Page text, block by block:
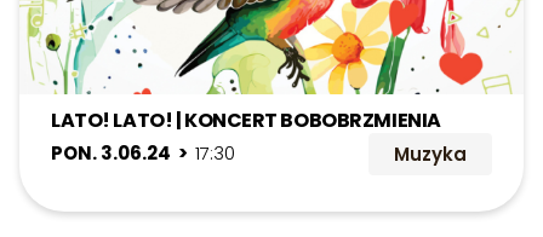
LATO! LATO! | KONCERT BOBOBRZMIENIA
PON. 3.06.24 > 17:30 Muzyka